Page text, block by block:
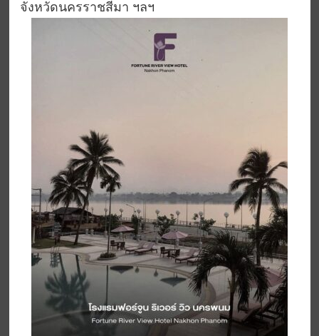
จังหวัดนครราชสีมา ฯลฯ